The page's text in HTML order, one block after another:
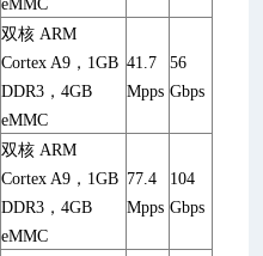
eMMC
双核 ARM
Cortex A9，1GB
DDR3，4GB
eMMC
41.7
Mpps
56
Gbps
双核 ARM
Cortex A9，1GB
DDR3，4GB
eMMC
77.4
Mpps
104
Gbps